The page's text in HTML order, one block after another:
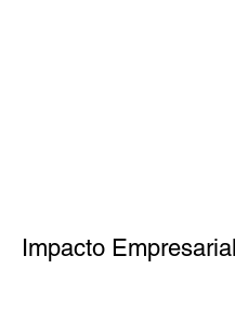
Impacto Empresarial